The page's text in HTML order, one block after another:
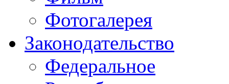
Фотогалерея
Законодательство
Федеральное